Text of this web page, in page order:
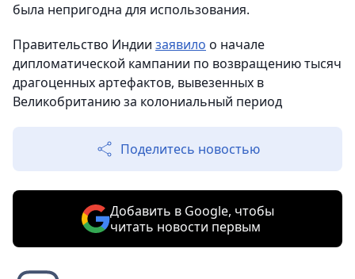
была непригодна для использования.
Правительство Индии заявило о начале
дипломатической кампании по возвращению тысяч
драгоценных артефактов, вывезенных в
Великобританию за колониальный период
Поделитесь новостью
Добавить в Google, чтобы
читать новости первым